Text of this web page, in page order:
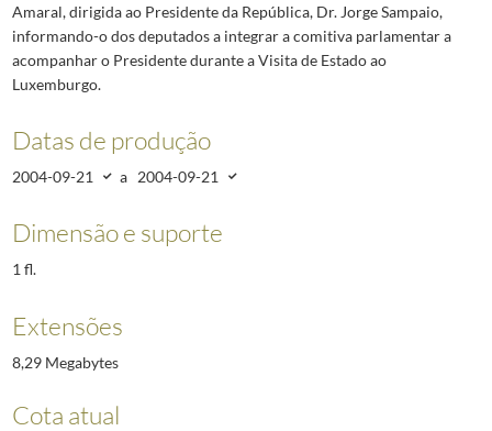
Amaral, dirigida ao Presidente da República, Dr. Jorge Sampaio,
informando-o dos deputados a integrar a comitiva parlamentar a
acompanhar o Presidente durante a Visita de Estado ao
Luxemburgo.
Datas de produção
2004-09-21 a 2004-09-21
Dimensão e suporte
1 fl.
Extensões
8,29 Megabytes
Cota atual